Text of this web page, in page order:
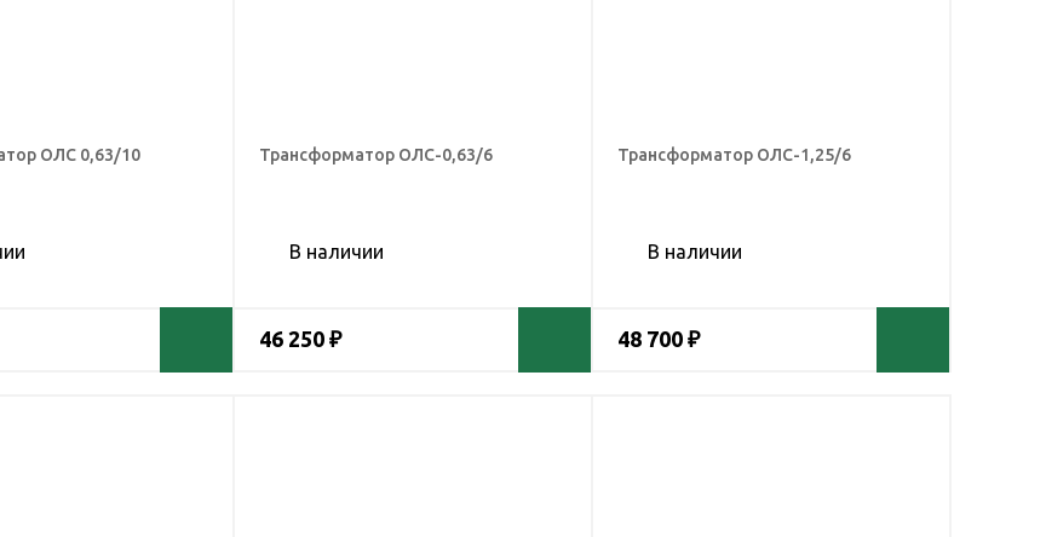
ОЛС 0,63/10 Трансформатор ОЛС-0,63/6
В наличии
46 250 ₽
Трансформатор ОЛС-1,25/6
В наличии
48 700 ₽